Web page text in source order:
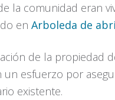
la comunidad eran
en Arboleda de
de la propiedad
un esfuerzo por
existente.